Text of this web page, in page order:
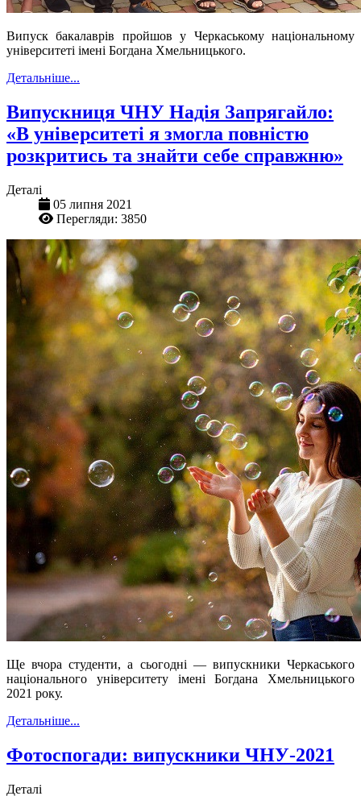
Випуск бакалаврів пройшов у Черкаському національному
університеті імені Богдана Хмельницького.
Детальніше...
Випускниця ЧНУ Надія Запрягайло:
«В університеті я змогла повністю
розкритись та знайти себе справжню»
Деталі
05 липня 2021
Перегляди: 3850
Ще вчора студенти, а сьогодні — випускники Черкаського
національного університету імені Богдана Хмельницького
2021 року.
Детальніше...
Фотоспогади: випускники ЧНУ-2021
Деталі